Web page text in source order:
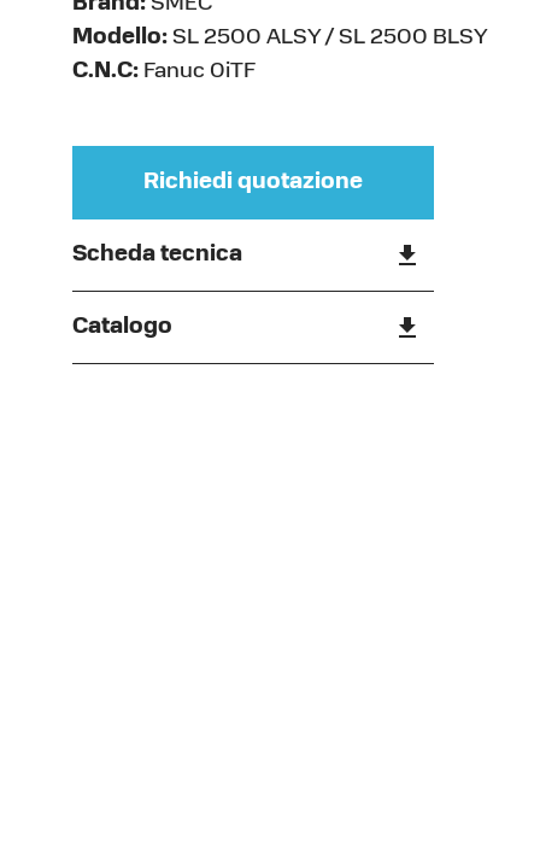
Modello: SL 2500 ALSY / SL 2500 BLSY
C.N.C: Fanuc 0iTF
Richiedi quotazione
Scheda tecnica
Catalogo